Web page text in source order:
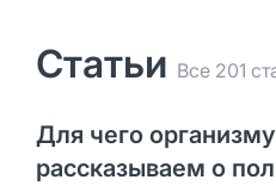
Статьи Все 201
Для чего
рассказываем о